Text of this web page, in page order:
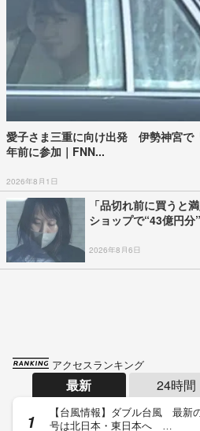
愛子さま三重に向け出発 伊勢神宮
年前に参加｜FNN...
2026年8月1日
「品切れ前に買うと
ショップで“43億円
2026年8月6日
アクセスランキング
最新 24時間
【台風情報】ダブル台風 最
号は北日本・東日本へ …